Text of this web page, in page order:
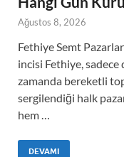
Ağustos 8, 2026
Fethiye Semt
incisi Fethiye,
zamanda bereketli
sergilendiği halk
hem …
DEVAMI